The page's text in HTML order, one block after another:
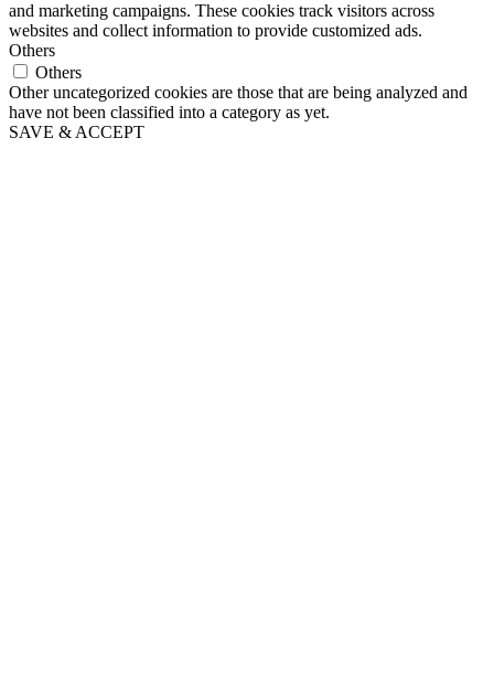
and marketing campaigns. These cookies track visitors across
websites and collect information to provide customized ads.
Others
Others
Other uncategorized cookies are those that are being analyzed and
have not been classified into a category as yet.
SAVE & ACCEPT